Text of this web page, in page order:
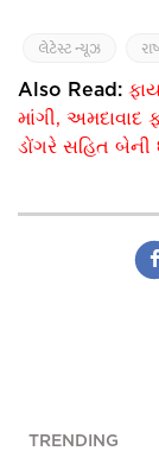
લેટેસ્ટ ન્યૂઝ
Also Read:
માંગી, અમદાવાદ
ડોંગરે સહિત બેની
TRENDING